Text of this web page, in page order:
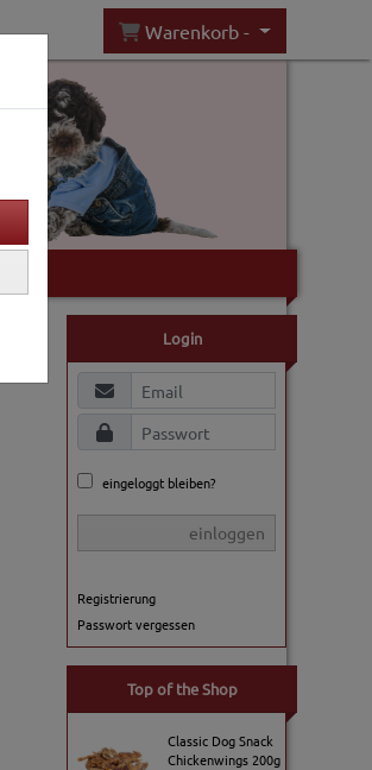
Warenkorb -
Login
eingeloggt bleiben?
einloggen
Registrierung
Passwort vergessen
Top of the Shop
Classic Dog Snack
Chickenwings 200g